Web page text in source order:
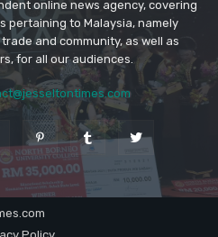
online news agency, covering
pertaining to Malaysia, namely
and community, as well as
for all our audiences.